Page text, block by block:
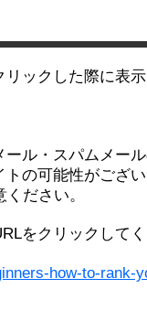
リックした際に表
ール・スパムメー
トの可能性がござ
ださい。
をクリックして
how-to-rank-